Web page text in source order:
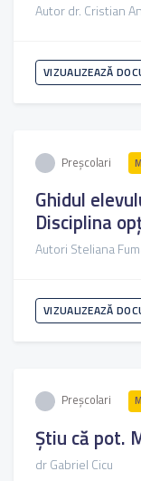
Autor dr. Cristian
VIZUALIZEAZĂ
Preșcolari
Ghidul
Disciplina
Autori Steliana
VIZUALIZEAZĂ
Preșcolari
Știu că pot.
dr Gabriel Cicu